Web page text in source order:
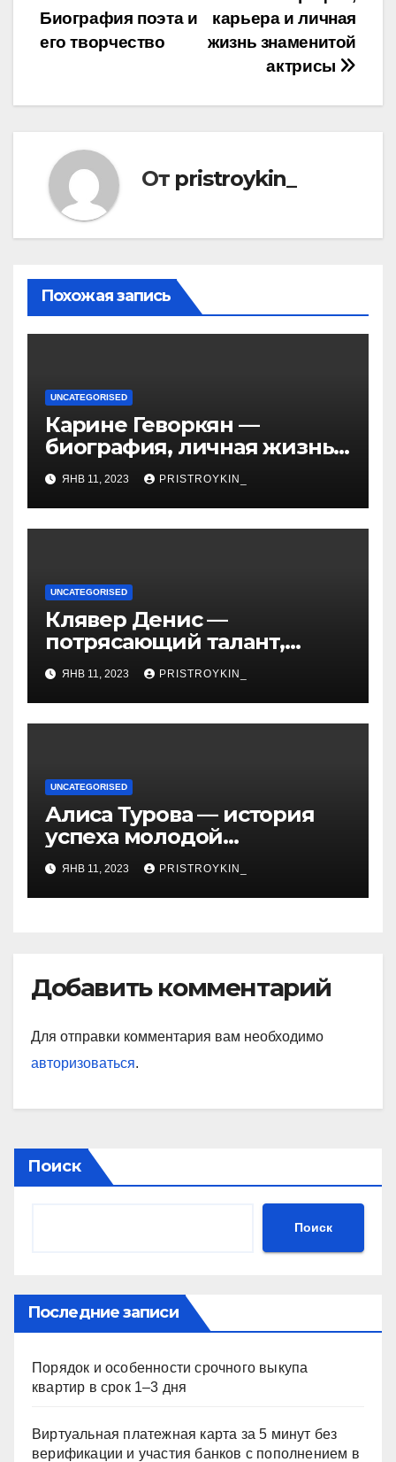
записям
карьера и личная
жизнь знаменитой
актрисы
Биография поэта и
его творчество
От pristroykin_
Похожая запись
UNCATEGORISED
Карине Геворкян —
биография, личная жизнь
и факты из Википедии —
детали о жизни и карьере
известной актрисы
ЯНВ 11, 2023 PRISTROYKIN_
UNCATEGORISED
Клявер Денис —
потрясающий талант,
захватывающий сердца
миллионов слушателей —
узнайте обо всем, что
нужно знать о его
жизни!
ЯНВ 11, 2023 PRISTROYKIN_
UNCATEGORISED
Алиса Турова — история
успеха молодой
предпринимательницы,
которая покорила бизнес-
мир своим уникальным
ЯНВ 11, 2023 PRISTROYKIN_
Добавить комментарий
Для отправки комментария вам необходимо
авторизоваться.
Поиск
Поиск
Последние записи
Порядок и особенности срочного выкупа
квартир в срок 1–3 дня
Виртуальная платежная карта за 5 минут без
верификации и участия банков с пополнением в